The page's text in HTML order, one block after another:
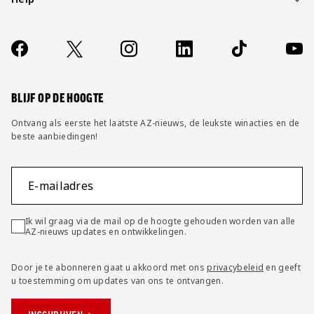
Contact
FAQ
Socials
https://www.facebook.com/AZAlkmaar
X Instagram LinkedIn TikTok
BLIJF OP DE HOOGTE
Ontvang als eerste het laatste AZ-nieuws, de leukste winacties en de
beste aanbiedingen!
E-mailadres
Ik wil graag via de mail op de hoogte gehouden worden van alle
AZ-nieuws updates en ontwikkelingen.
Door je te abonneren gaat u akkoord met onsprivacybeleid en geeft
u toestemming om updates van ons te ontvangen.